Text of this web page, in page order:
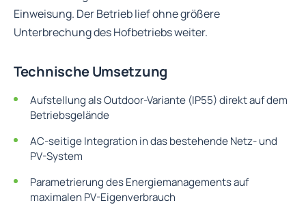
Einweisung. Der Betrieb lief ohne größere
Unterbrechung des Hofbetriebs weiter.
Technische Umsetzung
Aufstellung als Outdoor-Variante (IP55) direkt auf dem
Betriebsgelände
AC-seitige Integration in das bestehende Netz- und
PV-System
Parametrierung des Energiemanagements auf
maximalen PV-Eigenverbrauch